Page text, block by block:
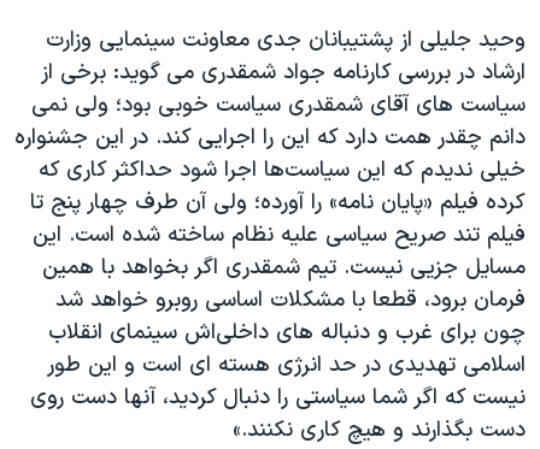
همایش محافظه‌کاران آمریکا «سی‌پک»
صفحه‌های ویژه
سفر پرزیدنت ترامپ به چین
وحید جلیلی از پشتیبانان جدی معاونت سینمایی وزارت
ارشاد در بررسی کارنامه جواد شمقدری می گوید: برخی از
سیاست های آقای شمقدری سیاست خوبی بود؛ ولی نمی
دانم چقدر همت دارد که این را اجرایی کند. در این جشنواره
خیلی ندیدم که این سیاست‌ها اجرا شود حداکثر کاری که
کرده فیلم «پایان نامه» را آورده؛ ولی آن طرف چهار پنج تا
فیلم تند صریح سیاسی علیه نظام ساخته شده است. این
مسایل جزیی نیست. تیم شمقدری اگر بخواهد با همین
فرمان برود، قطعا با مشکلات اساسی روبرو خواهد شد
چون برای غرب و دنباله های داخلی‌اش سینمای انقلاب
اسلامی تهدیدی در حد انرژی هسته ای است و این طور
نیست که اگر شما سیاستی را دنبال کردید، آنها دست روی
دست بگذارند و هیچ کاری نکنند.»